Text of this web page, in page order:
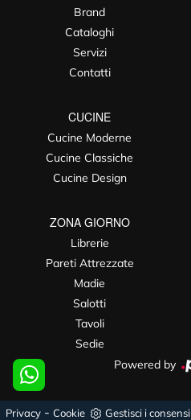
Brand
Cataloghi
Servizi
Contatti
CUCINE
Cucine Moderne
Cucine Classiche
Cucine Design
ZONA GIORNO
Librerie
Pareti Attrezzate
Madie
Salotti
Tavoli
Sedie
Powered by
Privacy - Cookie Gestisci i consensi